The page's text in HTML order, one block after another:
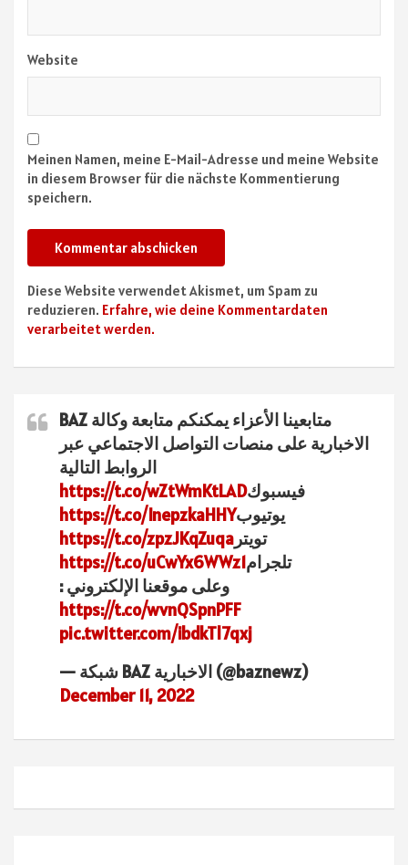
Website
Meinen Namen, meine E-Mail-Adresse und meine Website
in diesem Browser für die nächste Kommentierung
speichern.
Diese Website verwendet Akismet, um Spam zu
reduzieren. Erfahre, wie deine Kommentardaten
verarbeitet werden.
متابعينا الأعزاء يمكنكم متابعة وكالة BAZ
الاخبارية على منصات التواصل الاجتماعي عبر
الروابط التالية
فيسبوكhttps://t.co/wZtWmKtLAD
يوتيوبhttps://t.co/InepzkaHHY
تويتر https://t.co/zpzJKqZuqa
تلجرامhttps://t.co/uCwYx6WWz1
وعلى موقعنا الإلكتروني :
https://t.co/wvnQSpnPFF
pic.twitter.com/ibdkTl7qxj
— شبكة BAZ الاخبارية (@baznewz)
December 11, 2022